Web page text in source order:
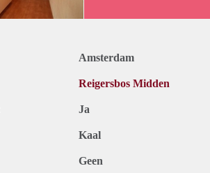
Amsterdam
Reigersbos Midden
Ja
Kaal
Geen